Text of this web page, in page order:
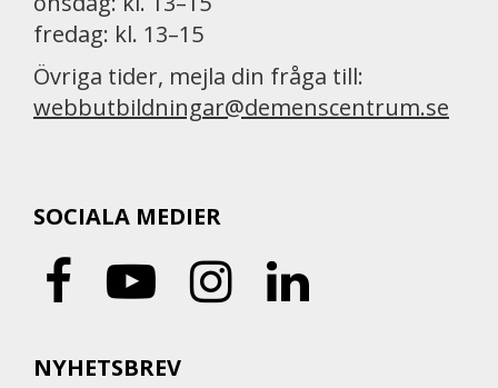
fredag: kl. 13–15
Övriga tider, mejla din fråga till:
webbutbildningar@demenscentrum.se
SOCIALA MEDIER
NYHETSBREV